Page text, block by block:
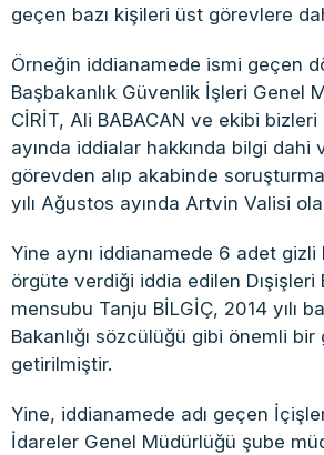
geçen bazı kişileri üst görevlere
Örneğin iddianamede ismi geçen
Başbakanlık Güvenlik İşleri Genel
CİRİT, Ali BABACAN ve ekibi bizleri
ayında iddialar hakkında bilgi dahi
görevden alıp akabinde
yılı Ağustos ayında Artvin Valisi
Yine aynı iddianamede 6 adet
örgüte verdiği iddia edilen Dışişleri
mensubu Tanju BİLGİÇ, 2014 yılı
Bakanlığı sözcülüğü gibi önemli bir
getirilmiştir.
Yine, iddianamede adı geçen
İdareler Genel Müdürlüğü şube